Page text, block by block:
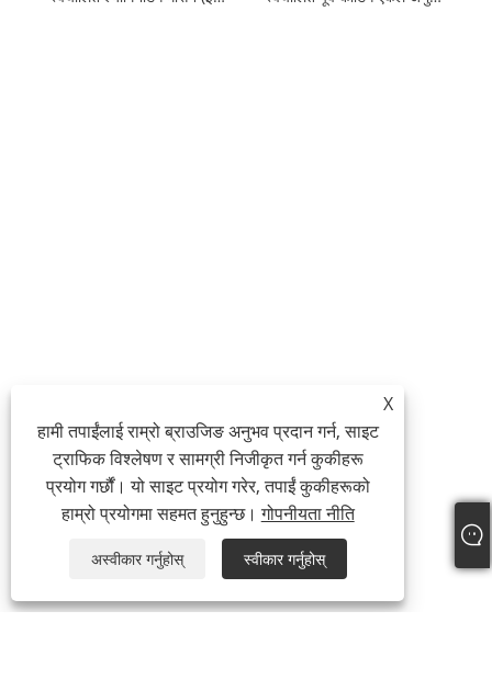
X
हामी तपाईंलाई राम्रो ब्राउजिङ अनुभव प्रदान गर्न, साइट
ट्राफिक विश्लेषण र सामग्री निजीकृत गर्न कुकीहरू
प्रयोग गर्छौं। यो साइट प्रयोग गरेर, तपाईं कुकीहरूको
हाम्रो प्रयोगमा सहमत हुनुहुन्छ।गोपनीयता नीति
अस्वीकार गर्नुहोस् स्वीकार गर्नुहोस्